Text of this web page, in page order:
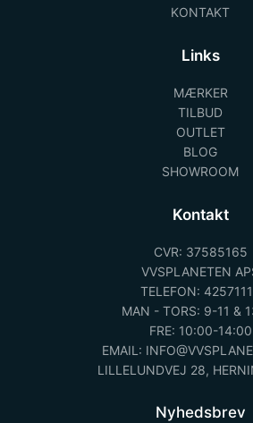
KONTAKT
Links
MÆRKER
TILBUD
OUTLET
BLOG
SHOWROOM
Kontakt
CVR: 37585165
VVSPLANETEN
TELEFON:
MAN - TORS: 9-11 &
FRE: 10:00-14:00
EMAIL:
LILLELUNDVEJ 28,
Nyhedsbrev